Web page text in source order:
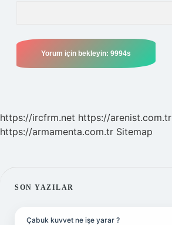
https://ircfrm.net https://arenist.com.tr
https://armamenta.com.tr Sitemap
SIDEBAR
SON YAZILAR
Çabuk kuvvet ne işe yarar ?